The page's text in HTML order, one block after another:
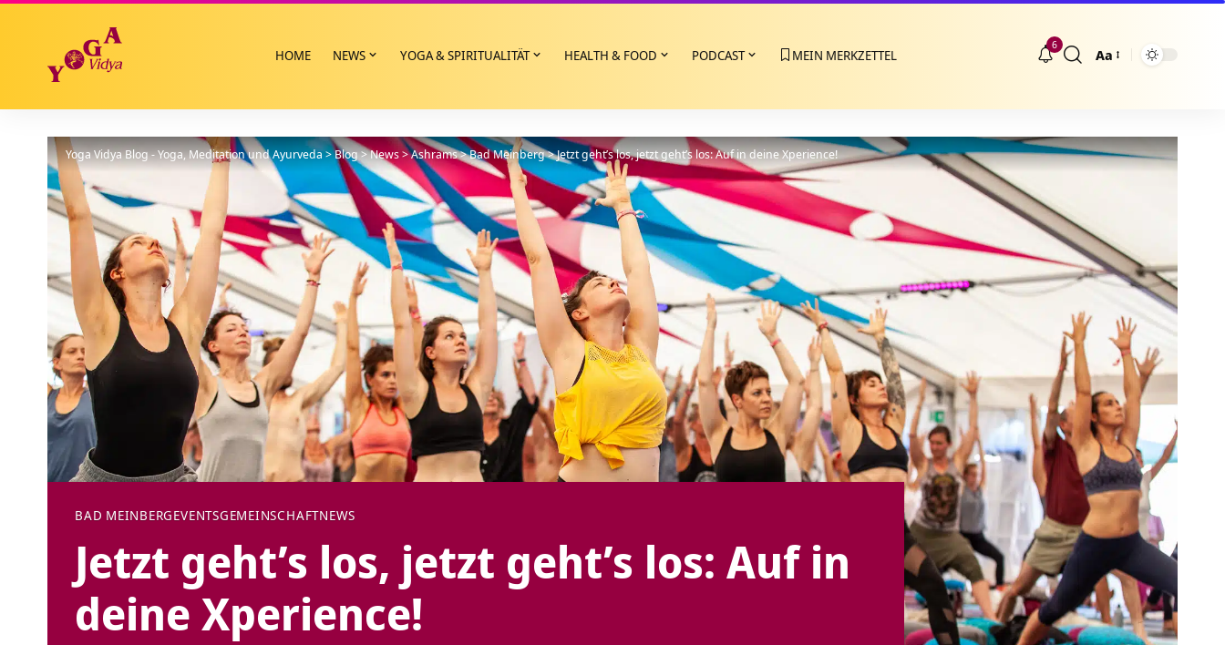
HOME NEWS YOGA & SPIRITUALITÄT HEALTH & FOOD PODCAST MEIN MERKZETTEL
6
Größenänderung
Aa
Yoga Vidya Blog - Yoga, Meditation und Ayurveda>Blog>News>Ashrams>Bad Meinberg>Jetzt geht’s los, jetzt geht’s los: Auf in deine Xperience!
BAD MEINBERGEVENTSGEMEINSCHAFTNEWS
Jetzt geht’s los, jetzt geht’s los: Auf in
deine Xperience!